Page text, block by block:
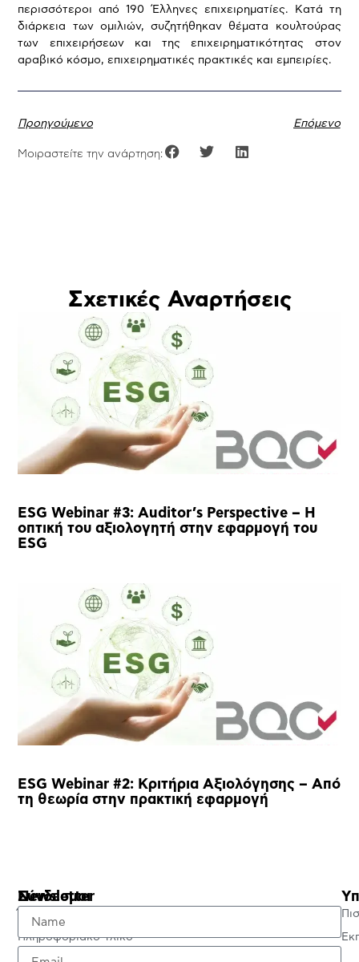
περισσότεροι από 190 Έλληνες επιχειρηματίες. Κατά τη
διάρκεια των ομιλιών, συζητήθηκαν θέματα κουλτούρας
των επιχειρήσεων και της επιχειρηματικότητας στον
αραβικό κόσμο, επιχειρηματικές πρακτικές και εμπειρίες.
Προηγούμενο Επόμενο
Μοιραστείτε την ανάρτηση:
Σχετικές Αναρτήσεις
ESG Webinar #3: Auditor’s Perspective – Η
οπτική του αξιολογητή στην εφαρμογή του
ESG
ESG Webinar #2: Κριτήρια Αξιολόγησης – Από
τη θεωρία στην πρακτική εφαρμογή
Σύνδεσμοι
Πληροφοριακό Υλικό
Newsletter